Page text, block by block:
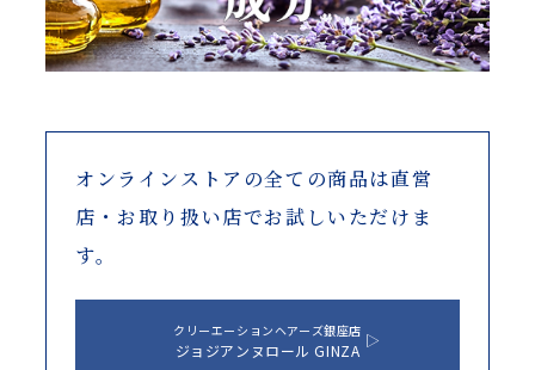
オンラインストアの全ての商品は直営
店・お取り扱い店でお試しいただけま
す。
クリーエーションヘアーズ銀座店
ジョジアンヌロール GINZA